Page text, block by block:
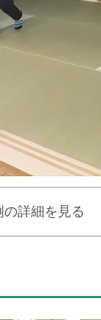
詳細を見る